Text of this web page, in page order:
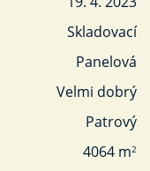
Skladovací
Panelová
Velmi dobrý
Patrový
4064 m2